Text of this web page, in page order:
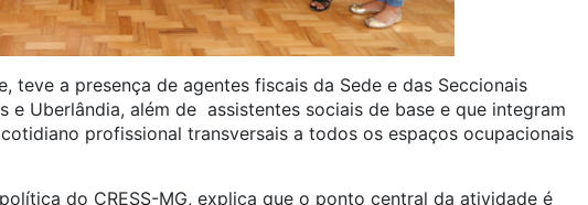
teve a presença de agentes fiscais da Sede e das Seccionais
e Uberlândia, além de assistentes sociais de base e que integram
profissional transversais a todos os espaços ocupacionais
do CRESS-MG, explica que o ponto central da atividade é